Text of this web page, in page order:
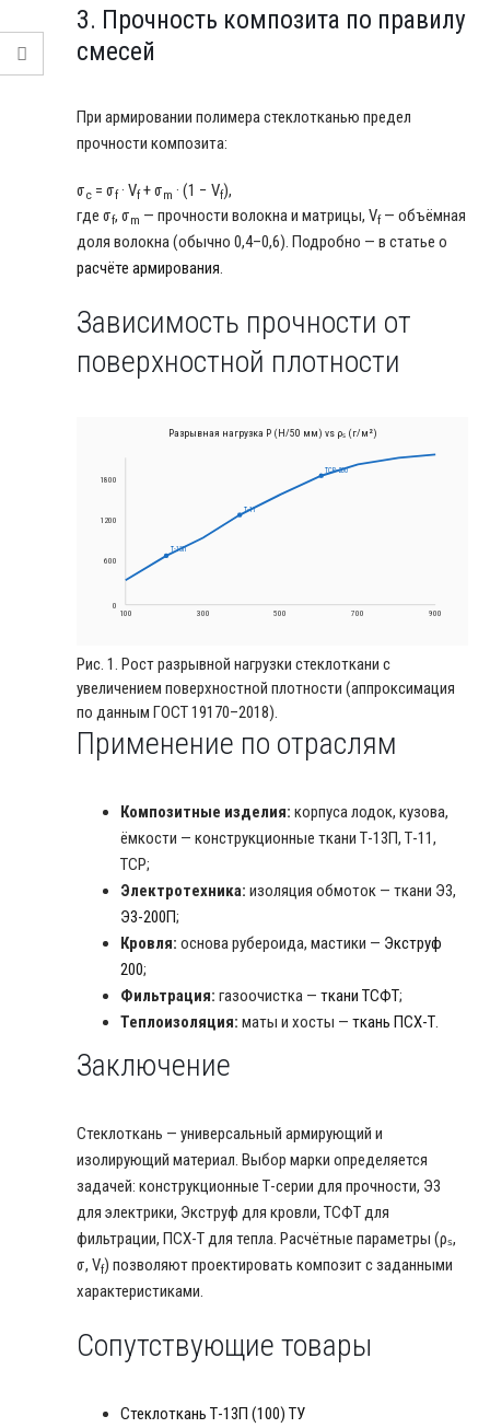
3. Прочность композита по правилу
смесей
При армировании полимера стеклотканью предел
прочности композита:
σc = σf· Vf+ σm · (1 − Vf),
где σf, σm — прочности волокна и матрицы, Vf— объёмная
доля волокна (обычно 0,4–0,6). Подробно — в статье о
расчёте армирования.
Зависимость прочности от
поверхностной плотности
Разрывная нагрузка P (Н/50 мм) vs ρₛ (г/м²)
100 300 500 700 900
0
600
1200
1800
Т-13П
Т-11
ТСР-260
Рис. 1. Рост разрывной нагрузки стеклоткани с
увеличением поверхностной плотности (аппроксимация
по данным ГОСТ 19170–2018).
Применение по отраслям
Композитные изделия: корпуса лодок, кузова,
ёмкости — конструкционные ткани Т-13П, Т-11,
ТСР;
Электротехника: изоляция обмоток — ткани Э3,
Э3-200П;
Кровля: основа рубероида, мастики — Экструф
200;
Фильтрация: газоочистка — ткани ТСФТ;
Теплоизоляция: маты и хосты — ткань ПСХ-Т.
Заключение
Стеклоткань — универсальный армирующий и
изолирующий материал. Выбор марки определяется
задачей: конструкционные Т-серии для прочности, Э3
для электрики, Экструф для кровли, ТСФТ для
фильтрации, ПСХ-Т для тепла. Расчётные параметры (ρₛ,
σ, Vf) позволяют проектировать композит с заданными
характеристиками.
Сопутствующие товары
Стеклоткань Т-13П (100) ТУ